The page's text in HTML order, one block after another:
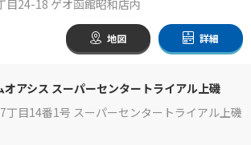
目24-18 ゲオ函館昭和店内
地図 詳細
オアシス スーパーセンタートライアル上磯
丁目14番1号 スーパーセンタートライアル上磯